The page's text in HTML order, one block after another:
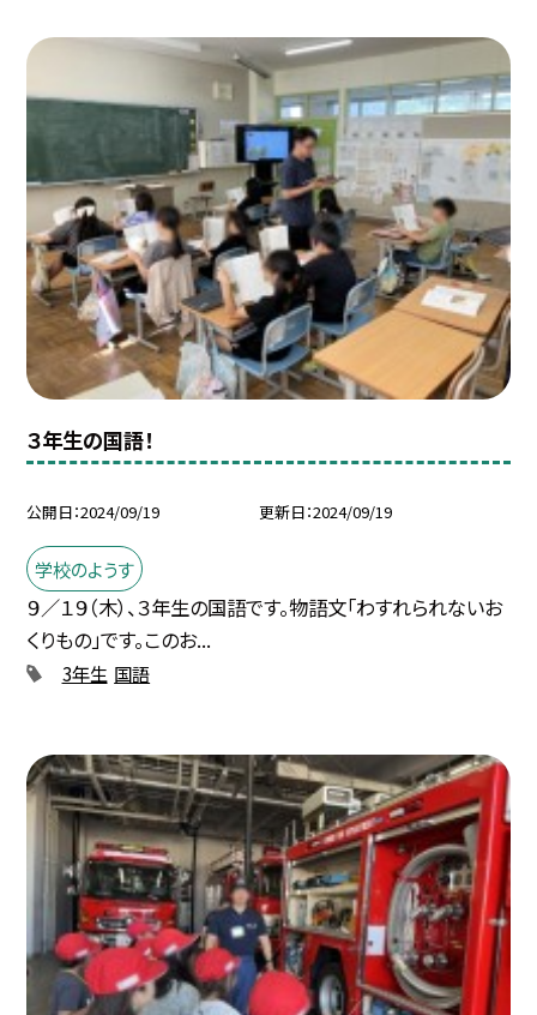
３年生の国語！
公開日 2024/09/19 更新日 2024/09/19
学校のようす
９／１９（木）、３年生の国語です。物語文「わすれられないお
くりもの」です。このお...
3年生 国語